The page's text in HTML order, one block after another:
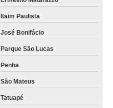
Itaim Paulista
José Bonifácio
Parque São Lucas
Penha
São Mateus
Tatuapé